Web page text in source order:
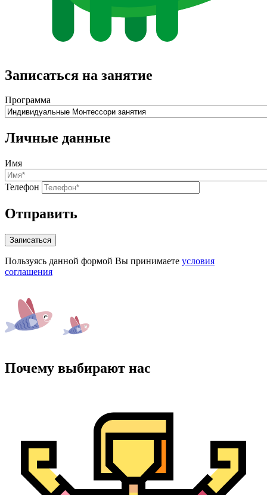
Записаться на занятие
Программа
Личные данные
Имя
Телефон
Отправить
Записаться
Пользуясь данной формой Вы принимаете условия
соглашения
Почему выбирают нас